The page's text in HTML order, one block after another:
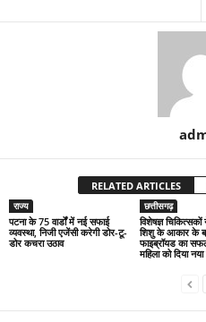
RELATED ARTICLES
राज्य
पटना के 75 वार्डों में नई सफाई
व्यवस्था, निजी एजेंसी करेगी डोर-टू-
डोर कचरा उठाव
छत्तीसगढ़
विशेषज्ञ
शिशु के आकार के
फाइब्रॉयड का
महिला को दिया